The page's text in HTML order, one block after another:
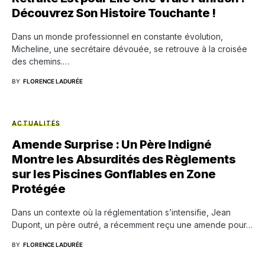
Découvrez Son Histoire Touchante !
Dans un monde professionnel en constante évolution,
Micheline, une secrétaire dévouée, se retrouve à la croisée
des chemins.…
BY FLORENCE LADURÉE
ACTUALITÉS
Amende Surprise : Un Père Indigné
Montre les Absurdités des Règlements
sur les Piscines Gonflables en Zone
Protégée
Dans un contexte où la réglementation s’intensifie, Jean
Dupont, un père outré, a récemment reçu une amende pour…
BY FLORENCE LADURÉE